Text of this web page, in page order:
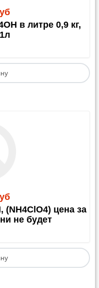
в литре 0,9 кг,
цена за
не будет